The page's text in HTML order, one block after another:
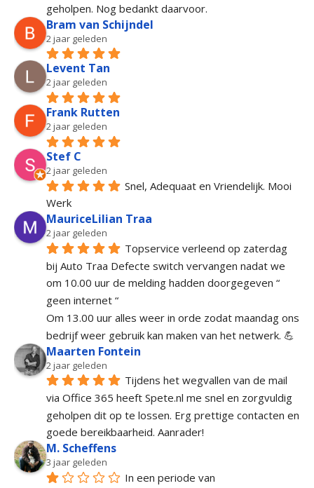
geholpen. Nog bedankt daarvoor.
Bram van Schijndel
2 jaar geleden
Levent Tan
2 jaar geleden
Frank Rutten
2 jaar geleden
Stef C
2 jaar geleden
Snel, Adequaat en Vriendelijk. Mooi
Werk
MauriceLilian Traa
2 jaar geleden
Topservice verleend op zaterdag
bij Auto Traa Defecte switch vervangen nadat we
om 10.00 uur de melding hadden doorgegeven “
geen internet “
Om 13.00 uur alles weer in orde zodat maandag ons
bedrijf weer gebruik kan maken van het netwerk. 💪
Maarten Fontein
2 jaar geleden
Tijdens het wegvallen van de mail
via Office 365 heeft Spete.nl me snel en zorgvuldig
geholpen dit op te lossen. Erg prettige contacten en
goede bereikbaarheid. Aanrader!
M. Scheffens
3 jaar geleden
In een periode van